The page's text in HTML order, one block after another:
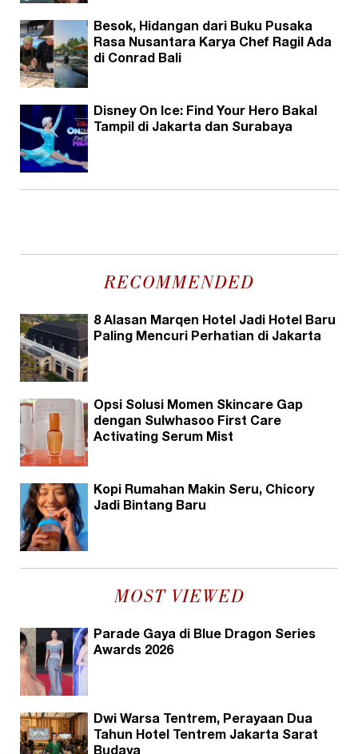
Besok, Hidangan dari Buku Pusaka
Rasa Nusantara Karya Chef Ragil Ada
di Conrad Bali
Disney On Ice: Find Your Hero Bakal
Tampil di Jakarta dan Surabaya
RECOMMENDED
8 Alasan Marqen Hotel Jadi Hotel Baru
Paling Mencuri Perhatian di Jakarta
Opsi Solusi Momen Skincare Gap
dengan Sulwhasoo First Care
Activating Serum Mist
Kopi Rumahan Makin Seru, Chicory
Jadi Bintang Baru
MOST VIEWED
Parade Gaya di Blue Dragon Series
Awards 2026
Dwi Warsa Tentrem, Perayaan Dua
Tahun Hotel Tentrem Jakarta Sarat